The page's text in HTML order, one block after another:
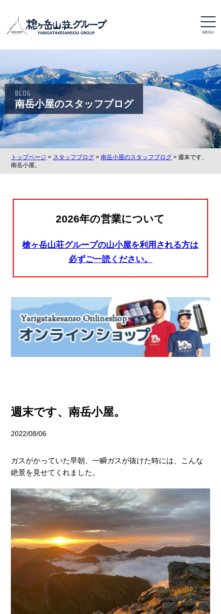
t
o
g
l
n
a
v
g
a
o
n
BLOG
南岳小屋のスタッフブログ
トップページ > スタッフブログ >南岳小屋のスタッフブログ > 週末です、
南岳小屋。
2026年の営業について
槍ヶ岳山荘グループの山小屋を利用される方は
必ずご一読ください。
週末です、南岳小屋。
2022/08/06
ガスがかっていた早朝、一瞬ガスが抜けた時には、こんな
絶景を見せてくれました。